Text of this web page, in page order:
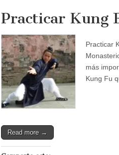
Practicar Kung
Practicar
más
Kung Fu
Read more →